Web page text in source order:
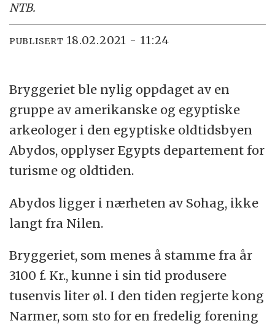
NTB.
PUBLISERT 18.02.2021 - 11:24
Bryggeriet ble nylig oppdaget av en
gruppe av amerikanske og egyptiske
arkeologer i den egyptiske oldtidsbyen
Abydos, opplyserEgypts departement for
turisme og oldtiden.
Abydos ligger i nærheten av Sohag, ikke
langt fra Nilen.
Bryggeriet, som menes å stamme fra år
3100 f. Kr., kunne i sin tid produsere
tusenvis liter øl. I den tiden regjerte kong
Narmer, som sto for en fredelig forening